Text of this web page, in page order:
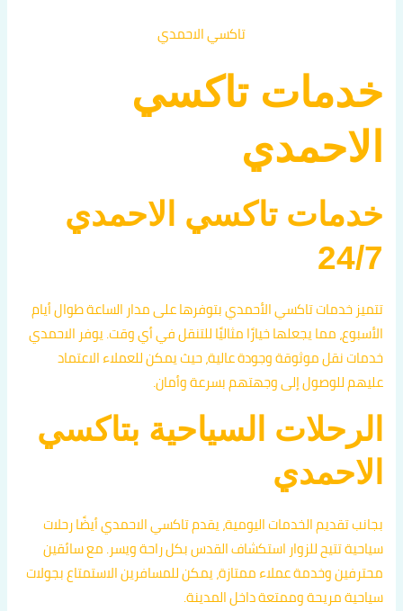
تاكسي الاحمدي
خدمات تاكسي
الاحمدي
خدمات تاكسي الاحمدي
24/7
تتميز خدمات تاكسي الأحمدي بتوفرها على مدار الساعة طوال أيام
الأسبوع، مما يجعلها خيارًا مثاليًا للتنقل في أي وقت. يوفر الاحمدي
خدمات نقل موثوقة وجودة عالية، حيث يمكن للعملاء الاعتماد
عليهم للوصول إلى وجهتهم بسرعة وأمان.
الرحلات السياحية بتاكسي
الاحمدي
بجانب تقديم الخدمات اليومية، يقدم تاكسي الاحمدي أيضًا رحلات
سياحية تتيح للزوار استكشاف القدس بكل راحة ويسر. مع سائقين
محترفين وخدمة عملاء ممتازة، يمكن للمسافرين الاستمتاع بجولات
سياحية مريحة وممتعة داخل المدينة.